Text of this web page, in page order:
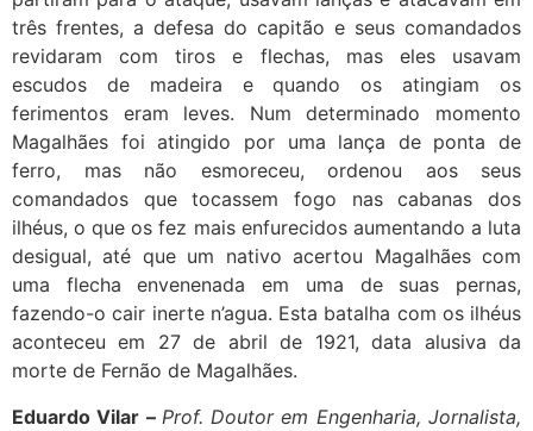
três frentes, a defesa do capitão e seus comandados
revidaram com tiros e flechas, mas eles usavam
escudos de madeira e quando os atingiam os
ferimentos eram leves. Num determinado momento
Magalhães foi atingido por uma lança de ponta de
ferro, mas não esmoreceu, ordenou aos seus
comandados que tocassem fogo nas cabanas dos
ilhéus, o que os fez mais enfurecidos aumentando a luta
desigual, até que um nativo acertou Magalhães com
uma flecha envenenada em uma de suas pernas,
fazendo-o cair inerte n’agua. Esta batalha com os ilhéus
aconteceu em 27 de abril de 1921, data alusiva da
morte de Fernão de Magalhães.
Eduardo Vilar – Prof. Doutor em Engenharia, Jornalista,